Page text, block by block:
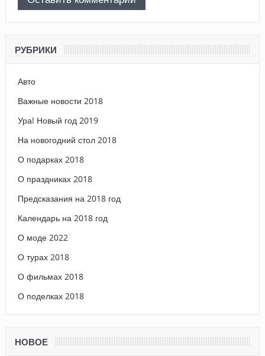
РУБРИКИ
Авто
Важные новости 2018
Ура! Новый год 2019
На новогодний стол 2018
О подарках 2018
О праздниках 2018
Предсказания на 2018 год
Календарь на 2018 год
О моде 2022
О турах 2018
О фильмах 2018
О поделках 2018
НОВОЕ